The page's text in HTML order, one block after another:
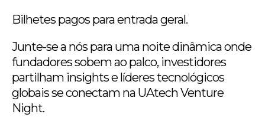
Bilhetes pagos para entrada geral.
Junte-se a nós para uma noite dinâmica onde
fundadores sobem ao palco, investidores
partilham insights e líderes tecnológicos
globais se conectam na UAtech Venture
Night.